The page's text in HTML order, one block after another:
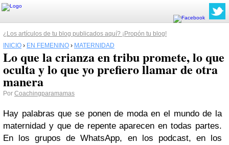
¿Los artículos de tu blog publicados aquí? ¡Propón tu blog!
INICIO › EN FEMENINO › MATERNIDAD
Lo que la crianza en tribu promete, lo que
oculta y lo que yo prefiero llamar de otra
manera
Por Coachingparamamas
Hay palabras que se ponen de moda en el mundo de la
maternidad y que de repente aparecen en todas partes.
En los grupos de WhatsApp, en los podcast, en los